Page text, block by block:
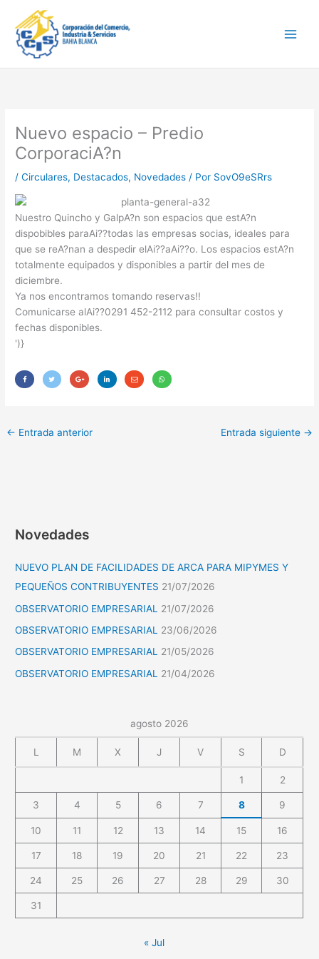
contenido
Nuevo espacio – Predio
CorporaciA?n
/Circulares, Destacados, Novedades / Por SovO9eSRrs
Nuestro Quincho y GalpA?n son espacios que estA?n
dispobibles paraAi??todas las empresas socias, ideales para
que se reA?nan a despedir elAi??aAi??o. Los espacios estA?n
totalmente equipados y disponibles a partir del mes de
diciembre.
Ya nos encontramos tomando reservas!!
Comunicarse alAi??0291 452-2112 para consultar costos y
fechas disponibles.
')}
← Entrada anterior Entrada siguiente →
Novedades
NUEVO PLAN DE FACILIDADES DE ARCA PARA MIPYMES Y
PEQUEÑOS CONTRIBUYENTES 21/07/2026
OBSERVATORIO EMPRESARIAL
21/07/2026
OBSERVATORIO EMPRESARIAL
23/06/2026
OBSERVATORIO EMPRESARIAL 21/05/2026
OBSERVATORIO EMPRESARIAL
21/04/2026
agosto 2026
L M X J V S D
1 2
3 4 5 6 7 8 9
10 11 12 13 14 15 16
17 18 19 20 21 22 23
24 25 26 27 28 29 30
31
« Jul